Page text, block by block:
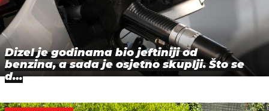
Dizel je godinama bio jeftiniji od
benzina, a sada je osjetno skuplji. Što se
d…